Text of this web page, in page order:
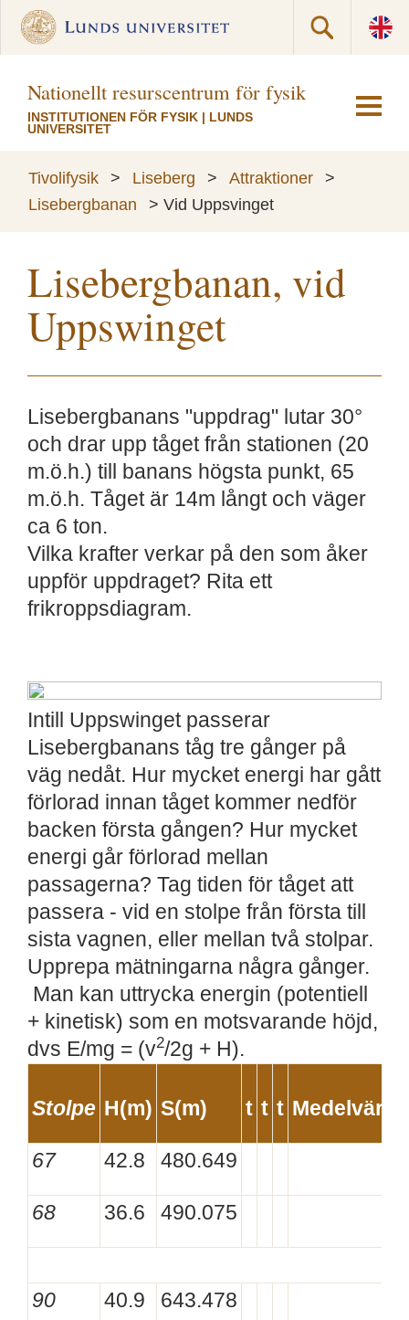
Nationellt resurscentrum för fysik
INSTITUTIONEN FÖR FYSIK | LUNDS
UNIVERSITET
Tivolifysik > Liseberg > Attraktioner
>
Lisebergbanan
> Vid Uppsvinget
Lisebergbanan, vid
Uppswinget
Lisebergbanans "uppdrag" lutar 30°
och drar upp tåget från stationen (20
m.ö.h.) till banans högsta punkt, 65
m.ö.h. Tåget är 14m långt och väger
ca 6 ton.
Vilka krafter verkar på den som åker
uppför uppdraget? Rita ett
frikroppsdiagram.
Intill Uppswinget passerar
Lisebergbanans tåg tre gånger på
väg nedåt. Hur mycket energi har gått
förlorad innan tåget kommer nedför
backen första gången? Hur mycket
energi går förlorad mellan
passagerna? Tag tiden för tåget att
passera - vid en stolpe från första till
sista vagnen, eller mellan två stolpar.
Upprepa mätningarna några gånger.
Man kan uttrycka energin (potentiell
+ kinetisk) som en motsvarande höjd,
dvs E/mg = (v2/2g + H).
Stolpe H(m) S(m) t t t Medelvärde
67 42.8 480.649
68 36.6 490.075
90 40.9 643.478